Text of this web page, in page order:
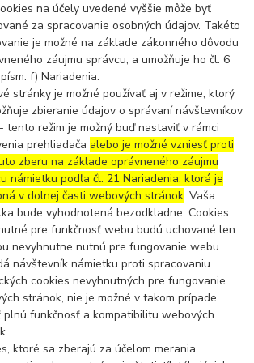
na účely uvedené vyššie môže byť
za spracovanie osobných údajov. Takéto
je možné na základe zákonného dôvodu
záujmu správcu, a umožňuje ho čl. 6
f) Nariadenia.
stránky je možné používať aj v režime, ktorý
zbieranie údajov o správaní návštevníkov
tento režim je možný buď nastaviť v rámci
prehliadača alebo je možné vzniesť proti
zberu na základe oprávneného záujmu
námietku podľa čl. 21 Nariadenia, ktorá je
v dolnej časti webových stránok. Vaša
bude vyhodnotená bezodkladne. Cookies
pre funkčnosť webu budú uchované len
nevyhnutne nutnú pre fungovanie webu.
návštevník námietku proti spracovaniu
cookies nevyhnutných pre fungovanie
stránok, nie je možné v takom prípade
plnú funkčnosť a kompatibilitu webových
ktoré sa zberajú za účelom merania